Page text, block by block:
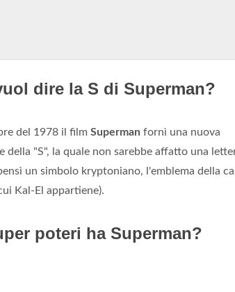
dire la S di Superman?
del 1978 il film Superman fornì una nuova
della "S", la quale non sarebbe affatto una
un simbolo kryptoniano, l'emblema della
Kal-El appartiene).
poteri ha Superman?